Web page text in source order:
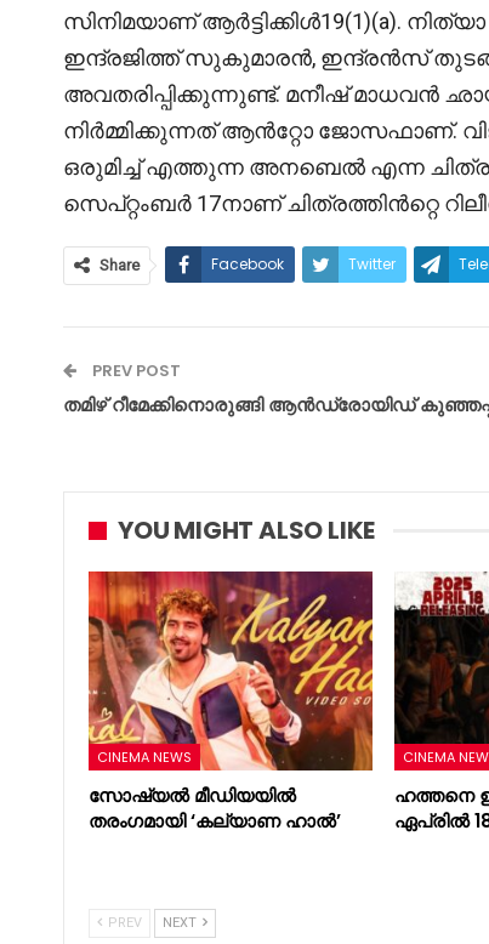
സിനിമയാണ് ആർട്ടിക്കിൾ19(1)(a).
ഇന്ദ്രജിത്ത് സുകുമാരൻ, ഇന്ദ്രൻസ്
അവതരിപ്പിക്കുന്നുണ്ട്. മനീഷ് മാധവൻ
നിർമ്മിക്കുന്നത് ആൻറ്റോ ജോസഫാണ്.
ഒരുമിച്ച് എത്തുന്ന അനബെൽ എന്ന
സെപ്റ്റംബർ 17നാണ് ചിത്രത്തിൻറ്റെ
Share Facebook Twitter
PREV POST
തമിഴ് റീമേക്കിനൊരുങ്ങി ആൻഡ്രോയിഡ്
YOU MIGHT ALSO LIKE
CINEMA NEWS
സോഷ്യൽ മീഡിയയിൽ
തരംഗമായി ‘കല്യാണ ഹാൽ’
CINEMA
ഹത്തനെ
ഏപ്രിൽ
PREV NEXT